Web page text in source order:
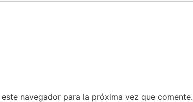
navegador para la próxima vez que comente.